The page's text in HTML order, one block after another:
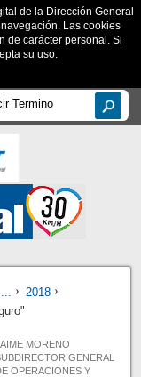
de la Dirección General
Las cookies
de carácter personal. Si
su uso.
2018
MORENO
GENERAL
OPERACIONES Y